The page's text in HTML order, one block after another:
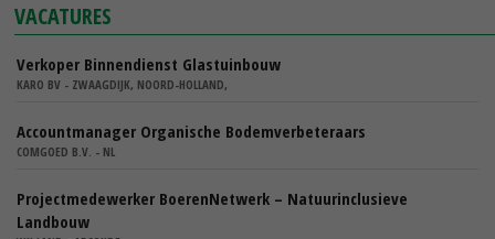
VACATURES
Verkoper Binnendienst Glastuinbouw
KARO BV - ZWAAGDIJK, NOORD-HOLLAND,
Accountmanager Organische Bodemverbeteraars
COMGOED B.V. - NL
Projectmedewerker BoerenNetwerk – Natuurinclusieve
Landbouw